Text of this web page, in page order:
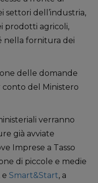
settori dell’industria,
prodotti agricoli,
nella fornitura dei
delle domande
conto del Ministero
verranno
già avviate
Imprese a Tasso
di piccole e medie
Smart&Start, a